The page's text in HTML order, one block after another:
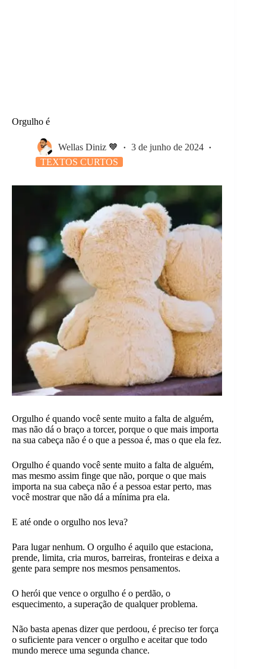
Orgulho é
Wellas Diniz 🧡
3 de junho de 2024
TEXTOS CURTOS
Orgulho é quando você sente muito a falta de alguém,
mas não dá o braço a torcer, porque o que mais importa
na sua cabeça não é o que a pessoa é, mas o que ela fez.
Orgulho é quando você sente muito a falta de alguém,
mas mesmo assim finge que não, porque o que mais
importa na sua cabeça não é a pessoa estar perto, mas
você mostrar que não dá a mínima pra ela.
E até onde o orgulho nos leva?
Para lugar nenhum. O orgulho é aquilo que estaciona,
prende, limita, cria muros, barreiras, fronteiras e deixa a
gente para sempre nos mesmos pensamentos.
O herói que vence o orgulho é o perdão, o
esquecimento, a superação de qualquer problema.
Não basta apenas dizer que perdoou, é preciso ter força
o suficiente para vencer o orgulho e aceitar que todo
mundo merece uma segunda chance.